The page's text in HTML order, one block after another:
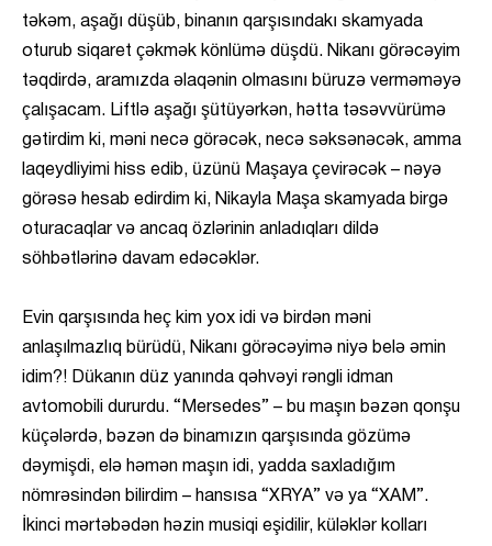
təkəm, aşağı düşüb, binanın qarşısındakı skamyada
oturub siqaret çəkmək könlümə düşdü. Nikanı görəcəyim
təqdirdə, aramızda əlaqənin olmasını büruzə verməməyə
çalışacam. Liftlə aşağı şütüyərkən, hətta təsəvvürümə
gətirdim ki, məni necə görəcək, necə səksənəcək, amma
laqeydliyimi hiss edib, üzünü Maşaya çevirəcək – nəyə
görəsə hesab edirdim ki, Nikayla Maşa skamyada birgə
oturacaqlar və ancaq özlərinin anladıqları dildə
söhbətlərinə davam edəcəklər.
Evin qarşısında heç kim yox idi və birdən məni
anlaşılmazlıq bürüdü, Nikanı görəcəyimə niyə belə əmin
idim?! Dükanın düz yanında qəhvəyi rəngli idman
avtomobili dururdu. “Mersedes” – bu maşın bəzən qonşu
küçələrdə, bəzən də binamızın qarşısında gözümə
dəymişdi, elə həmən maşın idi, yadda saxladığım
nömrəsindən bilirdim – hansısa “XRYA” və ya “XAM”.
İkinci mərtəbədən həzin musiqi eşidilir, küləklər kolları